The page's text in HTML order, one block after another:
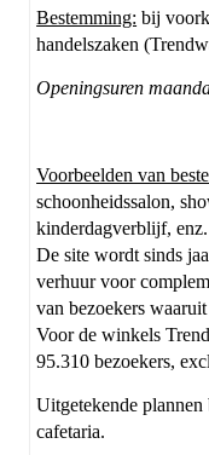
Bestemming: bij
handelszaken
Openingsuren
Voorbeelden van
schoonheidssalon,
kinderdagverblijf, enz.
De site wordt sinds
verhuur voor
van bezoekers
Voor de winkels
95.310 bezoekers,
Uitgetekende plannen
cafetaria.